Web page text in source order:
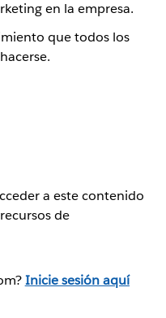
en la empresa.
que todos los
a este contenido
de
Inicie sesión aquí